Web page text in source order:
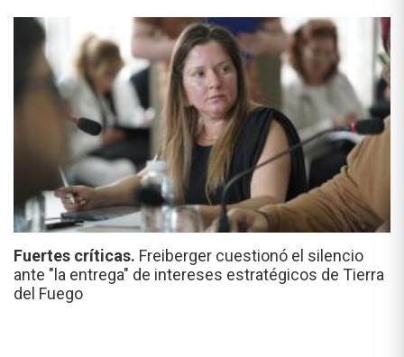
Fuertes críticas. Freiberger cuestionó el silencio
ante "la entrega" de intereses estratégicos de Tierra
del Fuego